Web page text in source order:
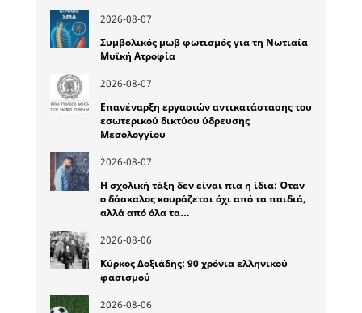
2026-08-07
Συμβολικός μωβ φωτισμός για τη Νωτιαία
Μυϊκή Ατροφία
2026-08-07
Επανέναρξη εργασιών αντικατάστασης του
εσωτερικού δικτύου ύδρευσης
Μεσολογγίου
2026-08-07
Η σχολική τάξη δεν είναι πια η ίδια: Όταν
ο δάσκαλος κουράζεται όχι από τα παιδιά,
αλλά από όλα τα…
2026-08-06
Κύρκος Δοξιάδης: 90 χρόνια ελληνικού
φασισμού
2026-08-06